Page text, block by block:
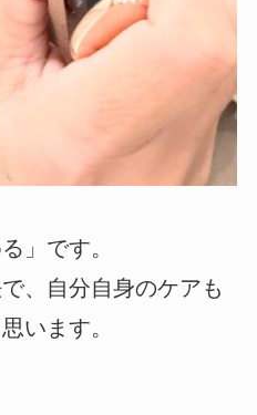
」です。
、自分自身のケアも
います。